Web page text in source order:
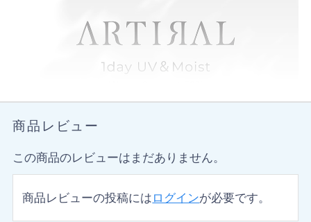
商品レビュー
この商品のレビューはまだありません。
商品レビューの投稿には ログインが必要です。